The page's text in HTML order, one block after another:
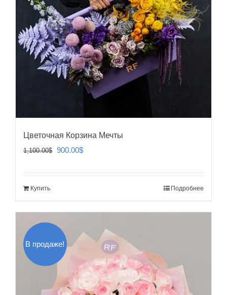
Цветочная Корзина Мечты
1,100.00$
Первоначальная
900.00$Текущая
Купить Подробнее
В продаже!